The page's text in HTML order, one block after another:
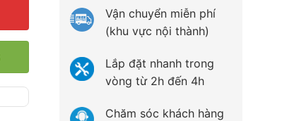
Vận chuyển miễn phí
(khu vực nội thành)
Lắp đặt nhanh trong
vòng từ 2h đến 4h
Chăm sóc khách hàng